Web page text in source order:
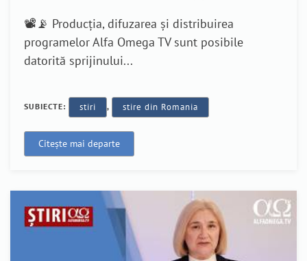
📽️📡 Producția, difuzarea și distribuirea
programelor Alfa Omega TV sunt posibile
datorită sprijinului...
SUBIECTE: stiri , stire din Romania
Citește mai departe